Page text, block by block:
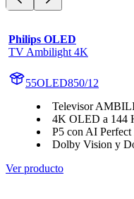
Philips OLED
TV Ambilight 4K
55OLED850/12
Televisor
4K OLED a 144
P5 con AI
Dolby Vision y
Ver producto